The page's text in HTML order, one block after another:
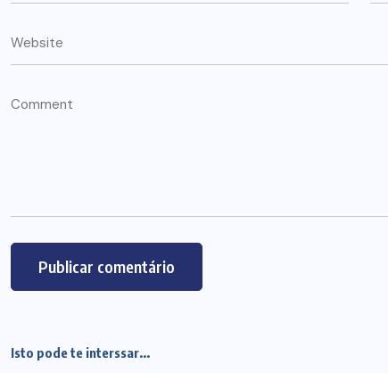
Isto pode te interssar...